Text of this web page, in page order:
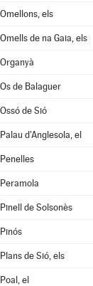
Omellons, els
Omells de na Gaia, els
Organyà
Os de Balaguer
Ossó de Sió
Palau d'Anglesola, el
Penelles
Peramola
Pinell de Solsonès
Pinós
Plans de Sió, els
Poal, el